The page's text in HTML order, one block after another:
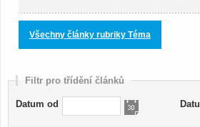
Všechny články rubriky Téma
Filtr pro třídění článků
Datum od